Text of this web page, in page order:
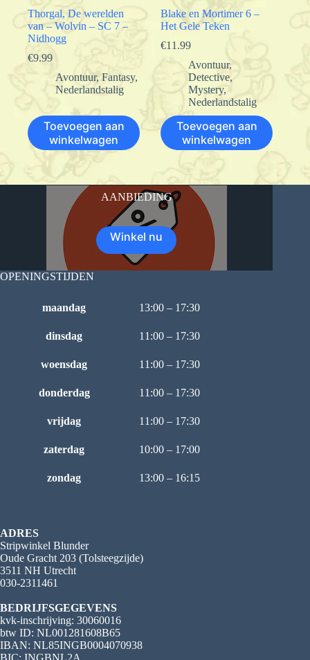
Thorgal, De werelden
van – Wolvin – SC 7 –
Nidhogg
€9.99
Avontuur, Fantasy,
Nederlandstalig
Toevoegen aan
winkelwagen
Blake en Mortimer 6 –
Het Gele Teken
€11.99
Avontuur,
Detective,
Mystery,
Nederlandstalig
Toevoegen aan
winkelwagen
AANBIEDING
Winkel nu
OPENINGSTIJDEN
maandag 13:00 – 17:30
dinsdag 11:00 – 17:30
woensdag 11:00 – 17:30
donderdag 11:00 – 17:30
vrijdag 11:00 – 17:30
zaterdag 10:00 – 17:00
zondag 13:00 – 16:15
ADRES
Stripwinkel Blunder
Oude Gracht 203 (Tolsteegzijde)
3511 NH Utrecht
030-2311461
BEDRIJFSGEGEVENS
kvk-inschrijving: 30060016
btw ID: NL001281608B65
IBAN: NL85INGB0004070938
BIC: INGBNL2A